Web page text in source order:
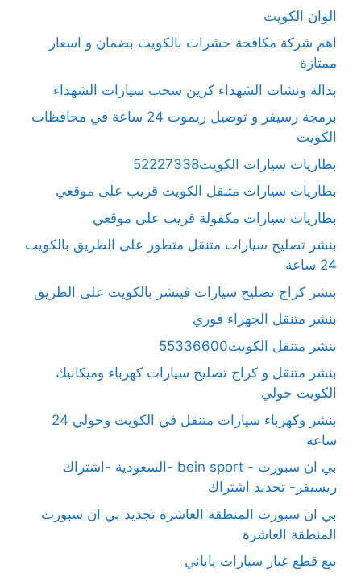
الوان الكويت
اهم شركة مكافحة حشرات بالكويت بضمان و اسعار
ممتازة
بدالة ونشات الشهداء كرين سحب سيارات الشهداء
برمجة رسيفر و توصيل ريموت 24 ساعة في محافظات
الكويت
بطاريات سيارات الكويت52227338
بطاريات سيارات متنقل الكويت قريب على موقعي
بطاريات سيارات مكفولة قريب على موقعي
بنشر تصليح سيارات متنقل متطور على الطريق بالكويت
24 ساعة
بنشر كراج تصليح سيارات فينشر بالكويت على الطريق
بنشر متنقل الجهراء فوري
بنشر متنقل الكويت55336600
بنشر متنقل و كراج تصليح سيارات كهرباء وميكانيك
الكويت حولي
بنشر وكهرباء سيارات متنقل في الكويت وحولي 24
ساعة
بي ان سبورت - bein sport -السعودية -اشتراك
ريسيفر- تجديد اشتراك
بي ان سبورت المنطقة العاشرة تجديد بي ان سبورت
المنطقة العاشرة
بيع قطع غيار سيارات ياباني